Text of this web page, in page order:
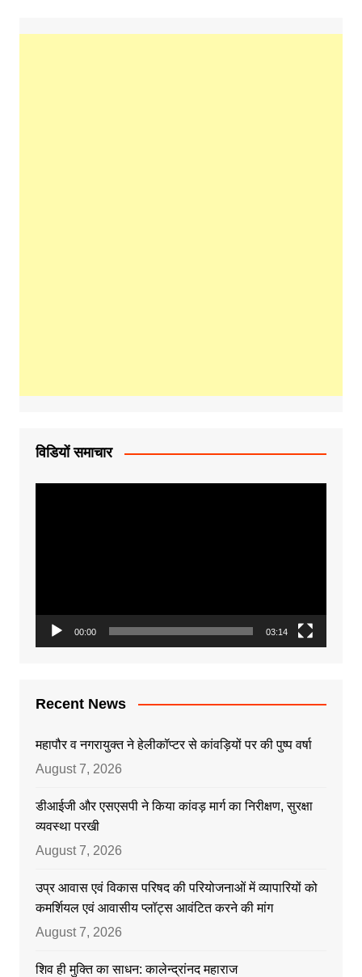
विडियों समाचार
00:00 03:14
Recent News
महापौर व नगरायुक्त ने हेलीकॉप्टर से कांवड़ियों पर की पुष्प वर्षा
August 7, 2026
डीआईजी और एसएसपी ने किया कांवड़ मार्ग का निरीक्षण, सुरक्षा
व्यवस्था परखी
August 7, 2026
उप्र आवास एवं विकास परिषद की परियोजनाओं में व्यापारियों को
कमर्शियल एवं आवासीय प्लॉट्स आवंटित करने की मांग
August 7, 2026
शिव ही मुक्ति का साधन: कालेन्द्रांनद महाराज